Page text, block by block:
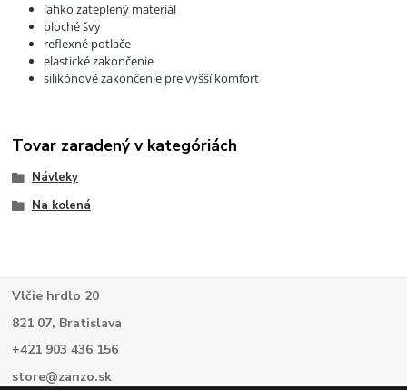
ľahko zateplený materiál
ploché švy
reflexné potlače
elastické zakončenie
silikónové zakončenie pre vyšší komfort
Tovar zaradený v kategóriách
Návleky
Na kolená
Vlčie hrdlo 20
821 07, Bratislava
+421 903 436 156
store@zanzo.sk